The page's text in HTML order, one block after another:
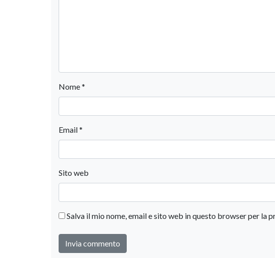
Nome*
Email*
Sito web
Salva il mio nome, email e sito web in questo browser per la